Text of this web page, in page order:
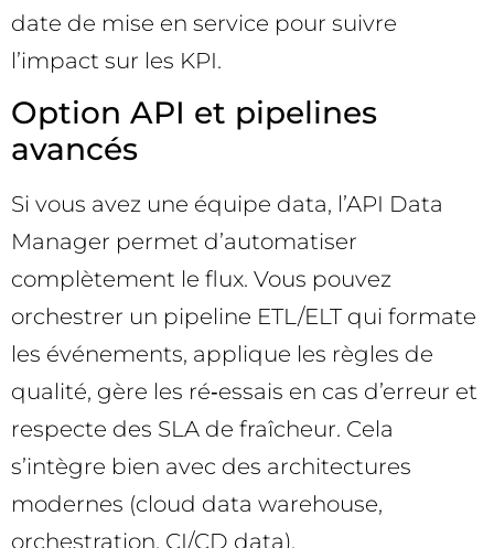
date de mise en service pour suivre
l’impact sur les KPI.
Option API et pipelines
avancés
Si vous avez une équipe data, l’API Data
Manager permet d’automatiser
complètement le flux. Vous pouvez
orchestrer un pipeline ETL/ELT qui formate
les événements, applique les règles de
qualité, gère les ré‑essais en cas d’erreur et
respecte des SLA de fraîcheur. Cela
s’intègre bien avec des architectures
modernes (cloud data warehouse,
orchestration, CI/CD data).